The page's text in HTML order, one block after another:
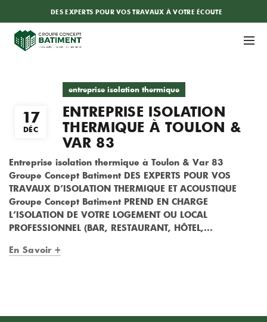
DES EXPERTS POUR VOS TRAVAUX À VOTRE ÉCOUTE
17
DÉC
entreprise isolation thermique
ENTREPRISE ISOLATION
THERMIQUE À TOULON &
VAR 83
Entreprise isolation thermique à Toulon & Var 83
Groupe Concept Batiment DES EXPERTS POUR VOS
TRAVAUX D’ISOLATION THERMIQUE ET ACOUSTIQUE
Groupe Concept Batiment PREND EN CHARGE
L’ISOLATION DE VOTRE LOGEMENT OU LOCAL
PROFESSIONNEL (BAR, RESTAURANT, HÔTEL,...
En Savoir +